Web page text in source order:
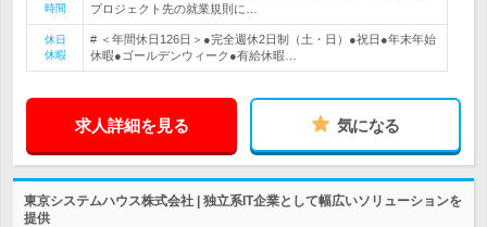
時間
プロジェクト先の就業規則に…
休日
休暇
# ＜年間休日126日＞●完全週休2日制（土・日）●祝日●年末年始
休暇●ゴールデンウィーク●有給休暇…
求人詳細を見る 気になる
東京システムハウス株式会社 | 独立系IT企業として幅広いソリューションを
提供